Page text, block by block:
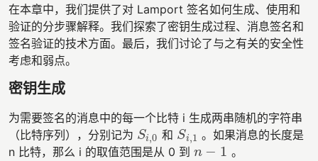
在本章中，我们提供了对 Lamport 签名如何生成、使用和
验证的分步骤解释。我们探索了密钥生成过程、消息签名和
签名验证的技术方面。最后，我们讨论了与之有关的安全性
考虑和弱点。
密钥生成
为需要签名的消息中的每一个比特 i 生成两串随机的字符串
（比特序列），分别记为 Si,0
Si, 0 和 Si,1
Si, 1 。如果消息的长度是
n 比特，那么 i 的取值范围是从 0 到 n − 1
n−1
。